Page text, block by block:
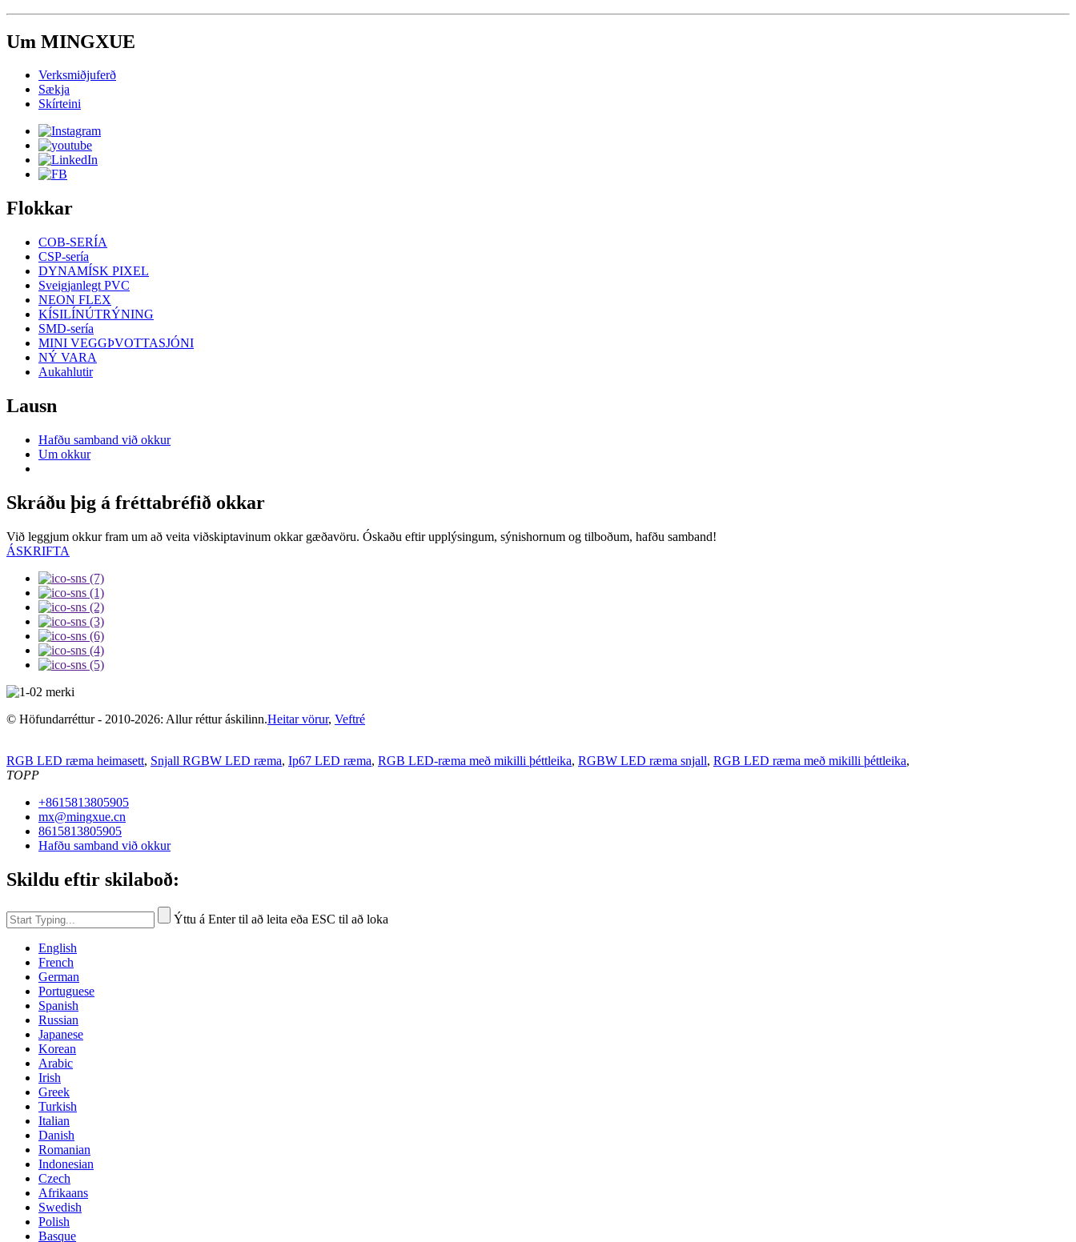
Um MINGXUE
Verksmiðjuferð
Sækja
Skírteini
Flokkar
COB-SERÍA
CSP-sería
DYNAMÍSK PIXEL
Sveigjanlegt PVC
NEON FLEX
KÍSILÍNÚTRÝNING
SMD-sería
MINI VEGGÞVOTTASJÓNI
NÝ VARA
Aukahlutir
Lausn
Hafðu samband við okkur
Um okkur
Skráðu þig á fréttabréfið okkar
Við leggjum okkur fram um að veita viðskiptavinum okkar gæðavöru. Óskaðu eftir upplýsingum, sýnishornum og tilboðum, hafðu samband!
ÁSKRIFTA
© Höfundarréttur - 2010-2026: Allur réttur áskilinn.Heitar vörur, Veftré
RGB LED ræma heimasett, Snjall RGBW LED ræma, Ip67 LED ræma, RGB LED-ræma með mikilli þéttleika, RGBW LED ræma snjall, RGB LED ræma með mikilli þéttleika,
TOPP
+8615813805905
mx@mingxue.cn
8615813805905
Hafðu samband við okkur
Skildu eftir skilaboð:
Ýttu á Enter til að leita eða ESC til að loka
English
French
German
Portuguese
Spanish
Russian
Japanese
Korean
Arabic
Irish
Greek
Turkish
Italian
Danish
Romanian
Indonesian
Czech
Afrikaans
Swedish
Polish
Basque